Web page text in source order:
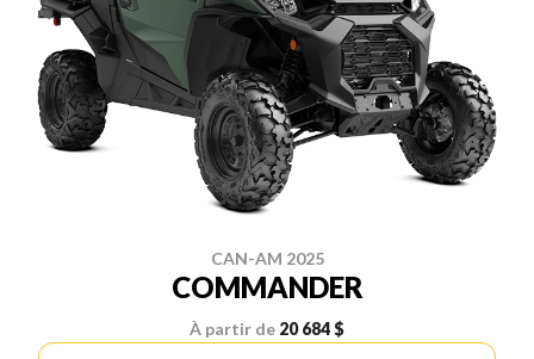
CAN-AM 2025
COMMANDER
À partir de 20 684 $